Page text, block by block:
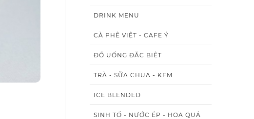
DRINK MENU
CÀ PHÊ VIỆT - CAFE Ý
ĐỒ UỐNG ĐẶC BIỆT
TRÀ - SỮA CHUA - KEM
ICE BLENDED
SINH TỐ - NƯỚC ÉP - HOA QUẢ